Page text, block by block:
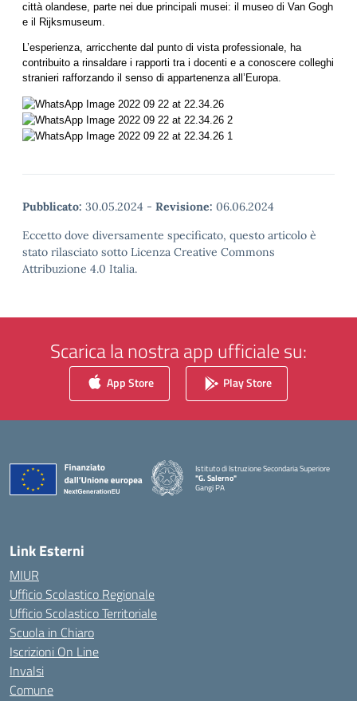
città olandese, parte nei due principali musei: il museo di Van Gogh
e il Rijksmuseum.
L’esperienza, arricchente dal punto di vista professionale, ha
contribuito a rinsaldare i rapporti tra i docenti e a conoscere colleghi
stranieri rafforzando il senso di appartenenza all’Europa.
Pubblicato: 30.05.2024 - Revisione: 06.06.2024
Eccetto dove diversamente specificato, questo articolo è
stato rilasciato sotto Licenza Creative Commons
Attribuzione 4.0 Italia.
Scarica la nostra app ufficiale su:
App Store Play Store
Istituto di Istruzione Secondaria Superiore
"G. Salerno"
Gangi PA
— Visita la pagina iniziale della scuola
Link Esterni
MIUR
Ufficio Scolastico Regionale
Ufficio Scolastico Territoriale
Scuola in Chiaro
Iscrizioni On Line
Invalsi
Comune